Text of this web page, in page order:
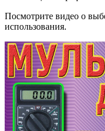
Посмотрите видео о
использования.